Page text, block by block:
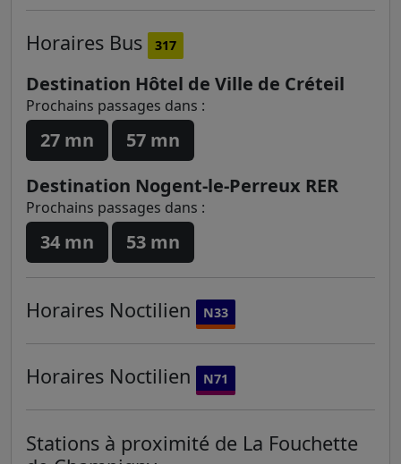
Horaires Bus 317
Destination Hôtel de Ville de Créteil
Prochains passages dans :
27 mn
57 mn
Destination Nogent-le-Perreux RER
Prochains passages dans :
34 mn 53 mn
Horaires Noctilien N33
Horaires Noctilien N71
Stations à proximité de La Fouchette